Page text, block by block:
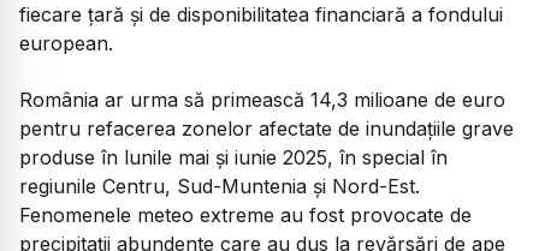
fiecare țară și de disponibilitatea financiară a fondului
european.
România ar urma să primească 14,3 milioane de euro
pentru refacerea zonelor afectate de inundațiile grave
produse în lunile mai și iunie 2025, în special în
regiunile Centru, Sud-Muntenia și Nord-Est.
Fenomenele meteo extreme au fost provocate de
precipitații abundente care au dus la revărsări de ape